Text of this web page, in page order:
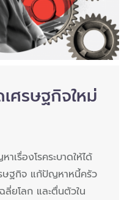
ศรษฐกิจใหม่
รื่องโรคระบาดให้ได้
ษฐกิจ แก้ปัญหาหนี้ครัว
ลี่ยโลก และตื่นตัวใน